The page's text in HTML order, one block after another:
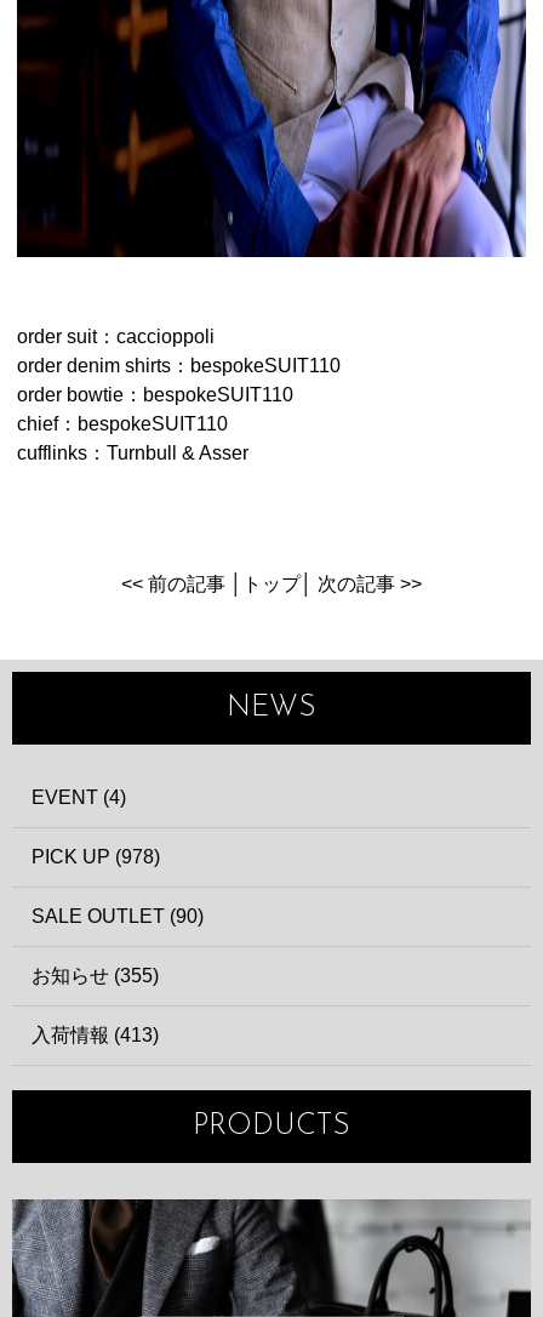
order suit：caccioppoli
order denim shirts：bespokeSUIT110
order bowtie：bespokeSUIT110
chief：bespokeSUIT110
cufflinks：Turnbull & Asser
<< 前の記事 トップ│ 次の記事 >>
NEWS
EVENT (4)
PICK UP (978)
SALE OUTLET (90)
お知らせ (355)
入荷情報 (413)
PRODUCTS